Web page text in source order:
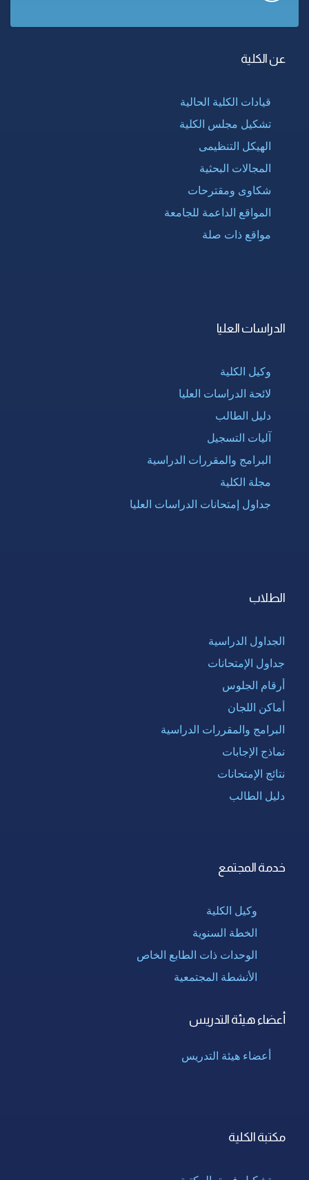
عن الكلية
قيادات الكلية الحالية
تشكيل مجلس الكلية
الهيكل التنظيمى
المجالات البحثية
شكاوى ومقترحات
المواقع الداعمة للجامعة
مواقع ذات صلة
الدراسات العليا
وكيل الكلية
لائحة الدراسات العليا
دليل الطالب
آليات التسجيل
البرامج والمقررات الدراسية
مجلة الكلية
جداول إمتحانات الدراسات العليا
الطلاب
الجداول الدراسية
جداول الإمتحانات
أرقام الجلوس
أماكن اللجان
البرامج والمقررات الدراسية
نماذج الإجابات
نتائج الإمتحانات
دليل الطالب
خدمة المجتمع
وكيل الكلية
الخطة السنوية
الوحدات ذات الطابع الخاص
الأنشطة المجتمعية
أعضاء هيئة التدريس
أعضاء هيئة التدريس
مكتبة الكلية